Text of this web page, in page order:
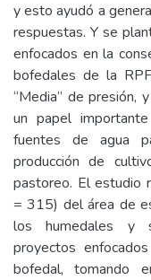
y esto ayudó a
respuestas. Y se
enfocados en la
bofedales de la
“Media” de presión,
un papel
fuentes de agua
producción de
pastoreo. El estudio
= 315) del área de
los humedales y
proyectos
bofedal, tomando